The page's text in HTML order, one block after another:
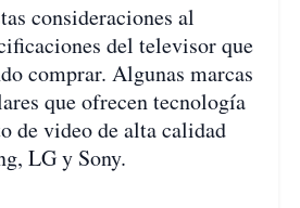
consideraciones al
del televisor que
comprar. Algunas marcas
que ofrecen tecnología
de video de alta calidad
LG y Sony.